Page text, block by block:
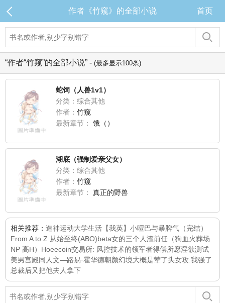
作者《竹窥》的全部小说 首页
“作者“竹窥”的全部小说” - (最多显示100条)
蛇饲（人兽1v1）
分类：综合其他
作者： 竹窥
最新章节：
饿（）
湖底（强制爱亲父女）
分类：综合其他
作者： 竹窥
最新章节：
真正的野兽
相关推荐： 造神运动大学生活 【我英】小哑巴与暴脾气（完结）
From A to Z 从始至终(ABO)beta女的三个人渣前任（狗血火葬场
NP 高H） Hoeecoin交易所: 风控技术的领军者得偿所愿淫欲测试
美男宫殿同人文—路易·霍华德朝颜幻境大概是荤了头女攻:我强了
总裁后又把他夫人拿下